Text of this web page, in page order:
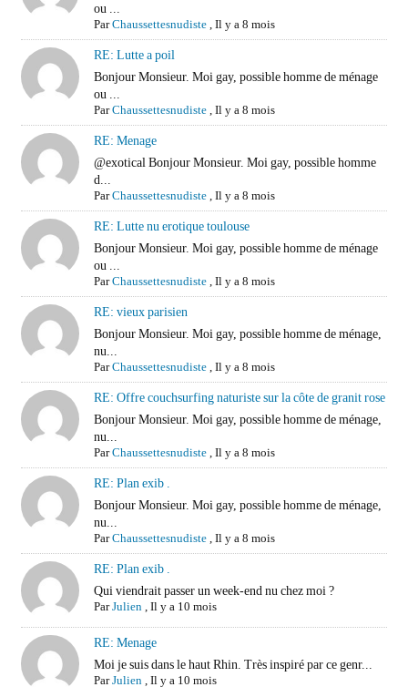
ou ...
ParChaussettesnudiste,Il y a 8 mois
RE: Lutte a poil
Bonjour Monsieur. Moi gay, possible homme de ménage
ou ...
ParChaussettesnudiste,Il y a 8 mois
RE: Menage
@exotical Bonjour Monsieur. Moi gay, possible homme
d...
ParChaussettesnudiste,Il y a 8 mois
RE: Lutte nu erotique toulouse
Bonjour Monsieur. Moi gay, possible homme de ménage
ou ...
ParChaussettesnudiste,Il y a 8 mois
RE: vieux parisien
Bonjour Monsieur. Moi gay, possible homme de ménage,
nu...
ParChaussettesnudiste,Il y a 8 mois
RE: Offre couchsurfing naturiste sur la côte de granit rose
Bonjour Monsieur. Moi gay, possible homme de ménage,
nu...
ParChaussettesnudiste,Il y a 8 mois
RE: Plan exib .
Bonjour Monsieur. Moi gay, possible homme de ménage,
nu...
ParChaussettesnudiste,Il y a 8 mois
RE: Plan exib .
Qui viendrait passer un week-end nu chez moi ?
ParJulien,Il y a 10 mois
RE: Menage
Moi je suis dans le haut Rhin. Très inspiré par ce genr...
ParJulien,Il y a 10 mois